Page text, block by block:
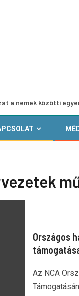
közötti egyenlőség
Országos
Az NCA